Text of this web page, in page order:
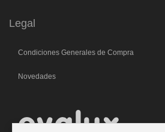
Legal
Condiciones Generales de Compra
Novedades